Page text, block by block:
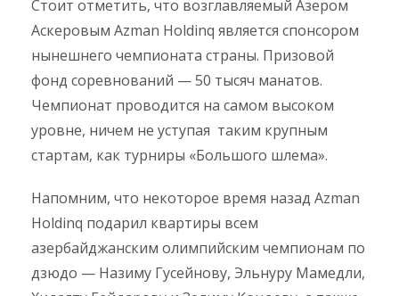
Стоит отметить, что возглавляемый Азером
Аскеровым Azman Holdinq является спонсором
нынешнего чемпионата страны. Призовой
фонд соревнований — 50 тысяч манатов.
Чемпионат проводится на самом высоком
уровне, ничем не уступая таким крупным
стартам, как турниры «Большого шлема».
Напомним, что некоторое время назад Azman
Holdinq подарил квартиры всем
азербайджанским олимпийским чемпионам по
дзюдо — Назиму Гусейнову, Эльнуру Мамедли,